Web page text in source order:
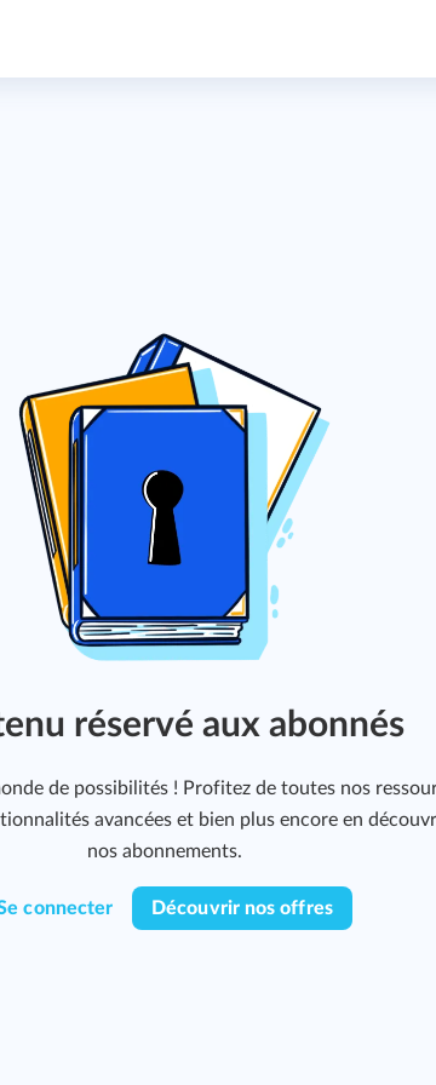
réservé aux abonnés
de possibilités ! Profitez de toutes nos
avancées et bien plus encore en
nos abonnements.
connecter Découvrir nos offres